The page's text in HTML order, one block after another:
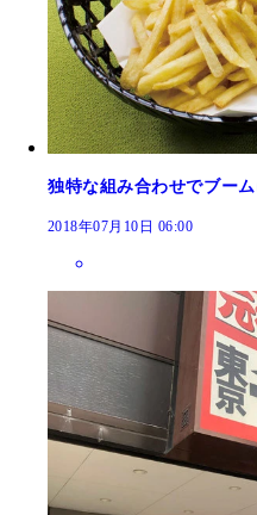
独特な組み合わせでブー
2018年07月10日 06:00